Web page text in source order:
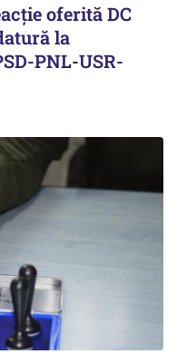
oferită DC
la
PNL-USR-